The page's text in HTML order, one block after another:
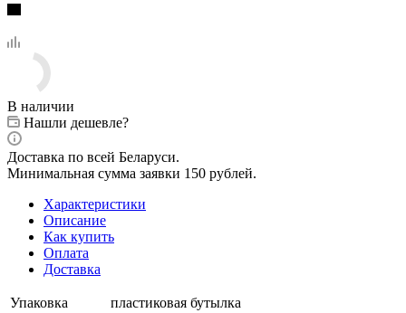
В наличии
Нашли дешевле?
Доставка по всей Беларуси.
Минимальная сумма заявки 150 рублей.
Характеристики
Описание
Как купить
Оплата
Доставка
Упаковка
пластиковая бутылка